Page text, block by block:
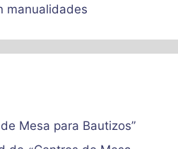
manualidades
Mesa para Bautizos”